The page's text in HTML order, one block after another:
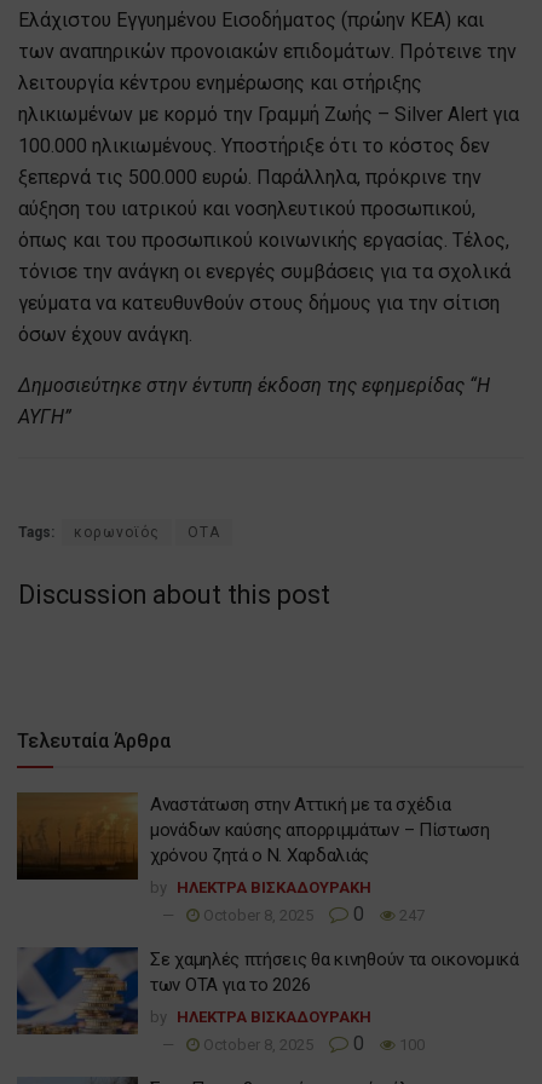
Ελάχιστου Εγγυημένου Εισοδήματος (πρώην ΚΕΑ) και
των αναπηρικών προνοιακών επιδομάτων. Πρότεινε την
λειτουργία κέντρου ενημέρωσης και στήριξης
ηλικιωμένων με κορμό την Γραμμή Ζωής – Silver Alert για
100.000 ηλικιωμένους. Υποστήριξε ότι το κόστος δεν
ξεπερνά τις 500.000 ευρώ. Παράλληλα, πρόκρινε την
αύξηση του ιατρικού και νοσηλευτικού προσωπικού,
όπως και του προσωπικού κοινωνικής εργασίας. Τέλος,
τόνισε την ανάγκη οι ενεργές συμβάσεις για τα σχολικά
γεύματα να κατευθυνθούν στους δήμους για την σίτιση
όσων έχουν ανάγκη.
Δημοσιεύτηκε στην έντυπη έκδοση της εφημερίδας “Η
ΑΥΓΗ”
Tags: κορωνοϊός ΟΤΑ
Discussion about this post
Τελευταία Άρθρα
Αναστάτωση στην Αττική με τα σχέδια
μονάδων καύσης απορριμμάτων – Πίστωση
χρόνου ζητά ο Ν. Χαρδαλιάς
by ΗΛΕΚΤΡΑ ΒΙΣΚΑΔΟΥΡΑΚΗ
October 8, 2025
0 247
Σε χαμηλές πτήσεις θα κινηθούν τα οικονομικά
των ΟΤΑ για το 2026
by ΗΛΕΚΤΡΑ ΒΙΣΚΑΔΟΥΡΑΚΗ
October 8, 2025
0 100